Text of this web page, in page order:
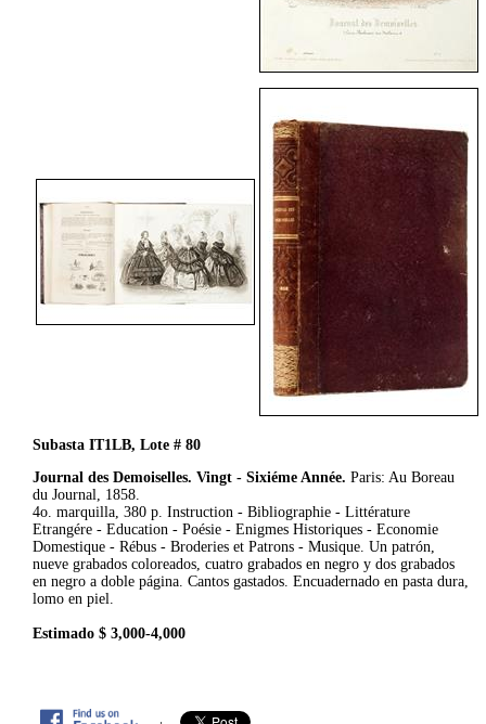
Subasta IT1LB, Lote # 80
Journal des Demoiselles. Vingt - Sixiéme Année. Paris: Au Boreau
du Journal, 1858.
4o. marquilla, 380 p. Instruction - Bibliographie - Littérature
Etrangére - Education - Poésie - Enigmes Historiques - Economie
Domestique - Rébus - Broderies et Patrons - Musique. Un patrón,
nueve grabados coloreados, cuatro grabados en negro y dos grabados
en negro a doble página. Cantos gastados. Encuadernado en pasta dura,
lomo en piel.
Estimado $ 3,000-4,000